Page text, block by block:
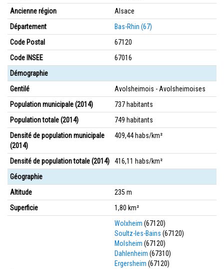
Ancienne région
Alsace
Département
Bas-Rhin (67)
Code Postal
67120
Code INSEE
67016
Démographie
Gentilé
Avolsheimois - Avolsheimoises
Population municipale (2014)
737 habitants
Population totale (2014)
749 habitants
Densité de population municipale
(2014)
409,44 habs/km²
Densité de population totale (2014)
416,11 habs/km²
Géographie
Altitude
235 m
Superficie
1,80 km²
Wolxheim (67120)
Soultz-les-Bains (67120)
Molsheim (67120)
Dahlenheim (67310)
Ergersheim (67120)